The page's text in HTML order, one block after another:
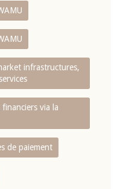
infrastructures,
via la
de paiement